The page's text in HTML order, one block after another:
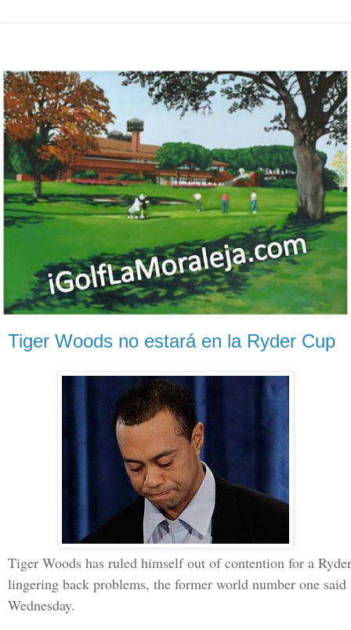
Tiger Woods no estará en la Ryder Cup
Tiger Woods has ruled himself out of contention for a
lingering back problems, the former world number one said
Wednesday.